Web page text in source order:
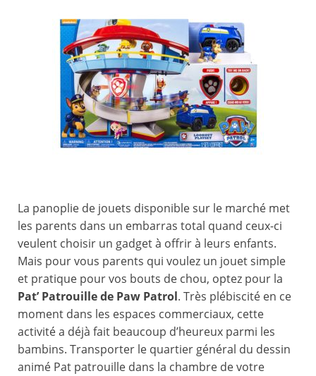
La panoplie de jouets disponible sur le marché met
les parents dans un embarras total quand ceux-ci
veulent choisir un gadget à offrir à leurs enfants.
Mais pour vous parents qui voulez un jouet simple
et pratique pour vos bouts de chou, optez pour la
Pat’ Patrouille de Paw Patrol. Très plébiscité en ce
moment dans les espaces commerciaux, cette
activité a déjà fait beaucoup d’heureux parmi les
bambins. Transporter le quartier général du dessin
animé Pat patrouille dans la chambre de votre